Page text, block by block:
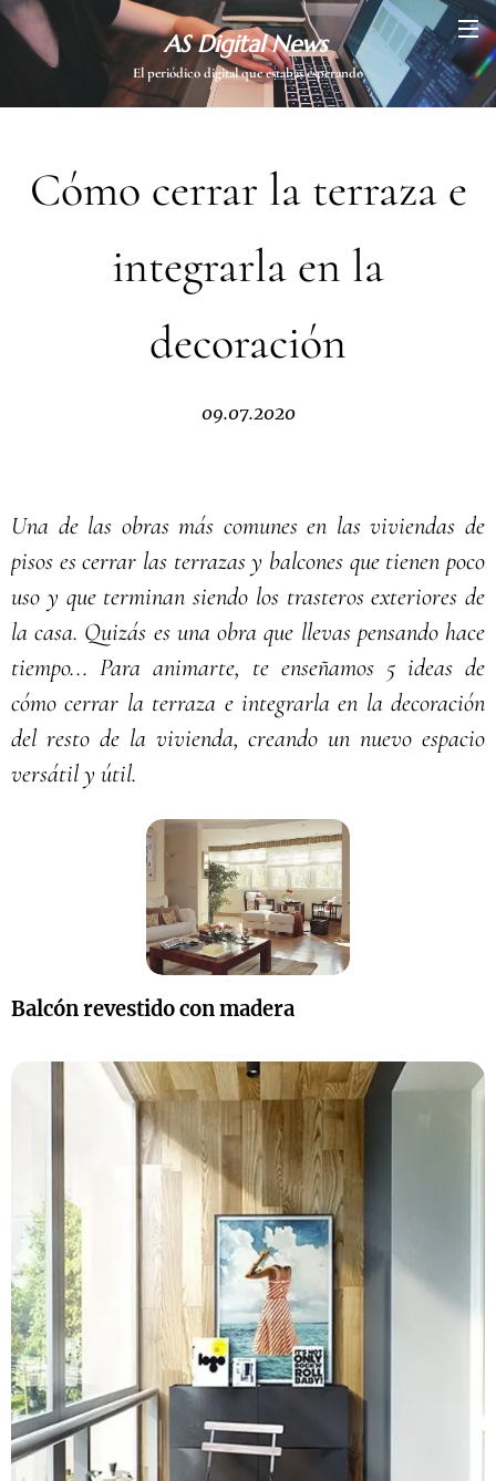
AS Digital News
El periódico digital que estabas esperando
Cómo cerrar la terraza e
integrarla en la
decoración
09.07.2020
Una de las obras más comunes en las viviendas de
pisos es cerrar las terrazas y balcones que tienen poco
uso y que terminan siendo los trasteros exteriores de
la casa. Quizás es una obra que llevas pensando hace
tiempo... Para animarte, te enseñamos 5 ideas de
cómo cerrar la terraza e integrarla en la decoración
del resto de la vivienda, creando un nuevo espacio
versátil y útil.
Balcón revestido con madera